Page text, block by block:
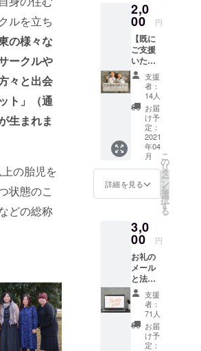
ルを立ち
の様々な
ークルや
々と出会
ト」（通
生まれま
の胎児を
状態のこ
どの総称
援、応援の
メッセージ
を本当にあ
りがとうご
ざいまし
た！
2,0
00 円
【既に
ご支援
いただ
いてい
る方に
おすす
め！・
追加リ
ター
ン】 オ
ンライ
ンあり
がとう
会参加
チケッ
ラファ
ンあり
がとう
の会」
にご招
待致し
ます
（zoom
催）。
当日ご
参加が
支援
者：
14人
お届
け予
定：
2021
年04
月
詳細を見る
こ
の
リ
タ
ー
ン
を
選
択
す
る
3,0
00 円
お礼の
メール
と法人
設立の
ご報告
メール
をお送
りいた
します
支援
者：
71人
お届
け予
定：